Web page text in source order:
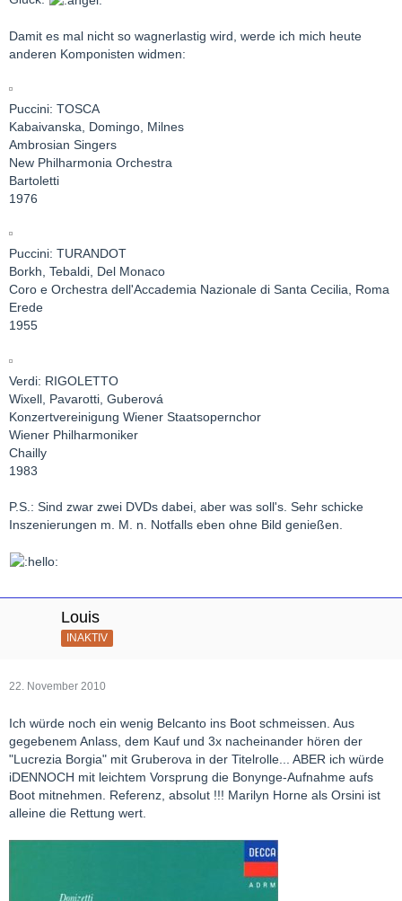
Damit es mal nicht so wagnerlastig wird, werde ich mich heute
anderen Komponisten widmen:
Puccini: TOSCA
Kabaivanska, Domingo, Milnes
Ambrosian Singers
New Philharmonia Orchestra
Bartoletti
1976
Puccini: TURANDOT
Borkh, Tebaldi, Del Monaco
Coro e Orchestra dell'Accademia Nazionale di Santa Cecilia, Roma
Erede
1955
Verdi: RIGOLETTO
Wixell, Pavarotti, Guberová
Konzertvereinigung Wiener Staatsopernchor
Wiener Philharmoniker
Chailly
1983
P.S.: Sind zwar zwei DVDs dabei, aber was soll's. Sehr schicke
Inszenierungen m. M. n. Notfalls eben ohne Bild genießen.
Louis
INAKTIV
22. November 2010
Ich würde noch ein wenig Belcanto ins Boot schmeissen. Aus
gegebenem Anlass, dem Kauf und 3x nacheinander hören der
"Lucrezia Borgia" mit Gruberova in der Titelrolle... ABER ich würde
iDENNOCH mit leichtem Vorsprung die Bonynge-Aufnahme aufs
Boot mitnehmen. Referenz, absolut !!! Marilyn Horne als Orsini ist
alleine die Rettung wert.